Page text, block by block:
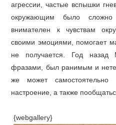
агрессии, частые вспышки
окружающим было сложно
внимателен к чувствам
своими эмоциями, помогает
не получается. Год назад
фразами, был ранимым и
же может самостоятельно
настроение, а также
{webgallery}